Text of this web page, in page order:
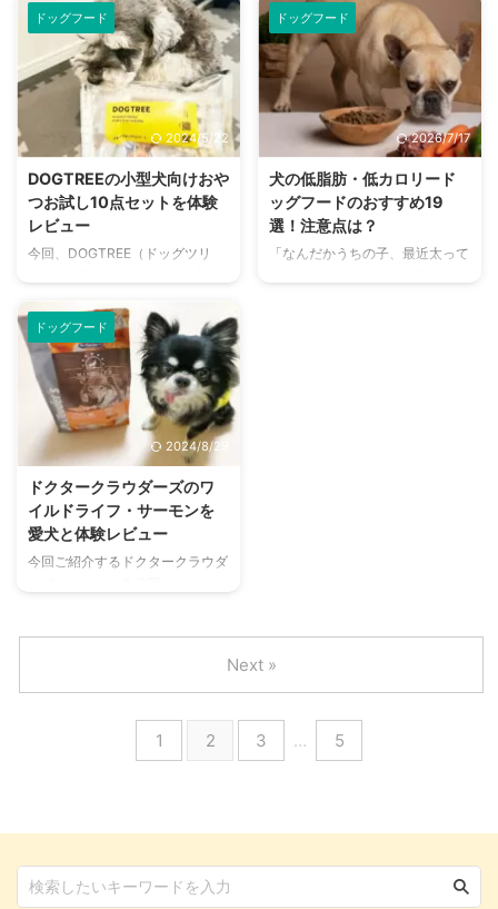
悩んでしまうことも多いですよ
ね。 そんなペットオーナーさん
たちにとって、適切なペットフー
ド選びができるよう、今回は
PEROLIDA（ペロリダ）というペ
ットフードをご紹介します！ こ
の記事では筆者の愛猫クロアと共
ちらの記事ではドッグフードをご
紹介しますので、ぜひチェックし
てみてくださいね。
PEROLIDA（ペロリダ）キャット
ャットフ ...
ね。 愛猫がご飯をおねだりする
姿はとても可愛いものですが、肥
満になってしまうと病気のリスク
が高まります。 適正な体重に維
持してあげるのも飼い主としての
大事な役割。少し肥満気味の猫
や、室内飼いで運動不足になって
ットフードを上手に利用すること
が肥満解消に繋がります。 猫の
肥満のチェックの仕方や、フード
の選び方も解説していますので、
ドッグフード
2024/5/22
DOGTREEの小型犬向けおや
つお試し10点セットを体験
レビュー
今回、DOGTREE（ドッグツリ
開封しつつ、私の愛犬であるリリ
に実際に与えてみました。 ペッ
トのおやつにこだわっているドッ
グツリーとはどんな企業なのか、
そして気になるおやつをレビュー
していきます。 DOGTREE（ドッ
グツリー）とは？ 出典：
ツリーは、天然素材にこだわった
おやつを提供しており、自然派お
やつであることが特徴です。 ま
た愛犬・愛猫たちにとって、食事
ドッグフード
2026/7/17
犬の低脂肪・低カロリード
ッグフードのおすすめ19
選！注意点は？
「なんだかうちの子、最近太って
ドッグフード
2024/8/29
ドクタークラウダーズのワ
イルドライフ・サーモンを
愛犬と体験レビュー
今回ご紹介するドクタークラウダ
展開中。 そんなドクタークラウ
ダーズのドッグフードを、愛犬の
銀は食べてくれるのか？ 特徴や
口コミをお伝えするとともに、私
準を満たした一般食 単一動物タ
1 2 3 … 5
Next »